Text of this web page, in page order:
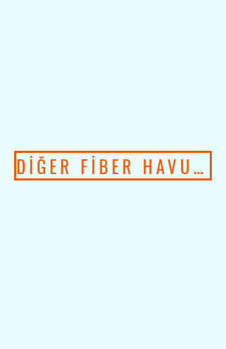
DİĞER FİBER HAVUZ MODELLERİ